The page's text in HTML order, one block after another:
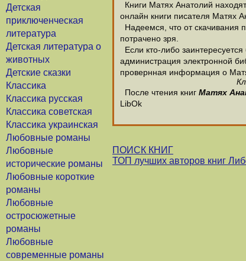
Детская
приключенческая
литература
Детская литература о
животных
Детские сказки
Классика
Классика русская
Классика советская
Классика украинская
Любовные романы
Любовные
исторические романы
Любовные короткие
романы
Любовные
остросюжетные
романы
Любовные
современные романы
Книги Матях Анатолий
онлайн книги писателя Матях
Надеемся, что от скачивания
потрачено зря.
Если кто-либо
администрация электронной
провернная информация о
После чтения книг Матях
LibOk
ПОИСК КНИГ
ТОП лучших авторов книг